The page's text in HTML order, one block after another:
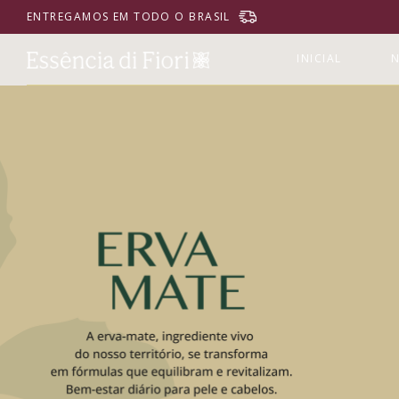
ENTREGAMOS EM TODO O BRASIL
INICIAL